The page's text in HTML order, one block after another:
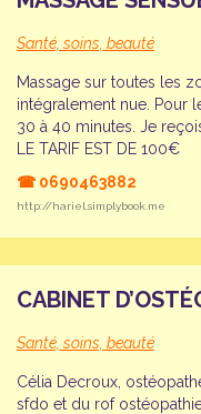
Santé, soins, beauté
Massage sur toutes les
intégralement nue. Pour
30 à 40 minutes. Je
LE TARIF EST DE 100€
☎ 0690463882
http://hariel.simplybook.me
CABINET
Santé, soins, beauté
Célia Decroux,
sfdo et du rof